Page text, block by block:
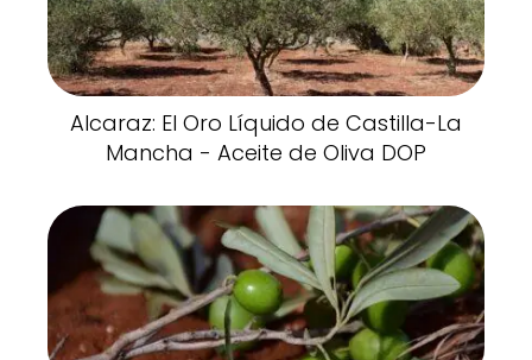
Alcaraz: El Oro Líquido de Castilla-La
Mancha - Aceite de Oliva DOP